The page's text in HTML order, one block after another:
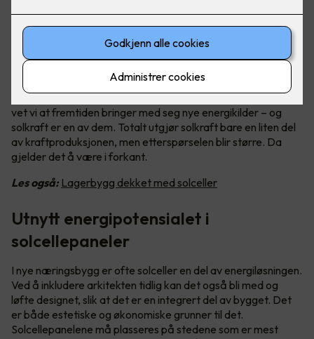
næringsbygg, kan bedriften din bli helt eller delvis
uavhengig av strømprodusenter!
Vær i forkant, det lønner seg
I Norge er vann vår hovedkilde til fornybar energi. Samtidig
vet vi at fremtiden bringer med seg nye energikilder – og
solkraft er en av dem. Totalt utgjør solkraft bare en liten del
av kraftproduksjonen, men etterspørselen blir større. Da
gjelder det å være i forkant.
Les også: Lagerbygg dekket med solceller
Utnytt energipotensialet i
solcellepaneler
I nye næringsbygg er ofte solceller en del av energiløsningen.
Ved å inkludere arkitekten tidlig kan det også bli med og
løfte designet, slik at det er en integrert del av bygget. Det
er både estetiske og økonomiske grunner til det.
Solcellepanelene må plasseres på stedene som er mest